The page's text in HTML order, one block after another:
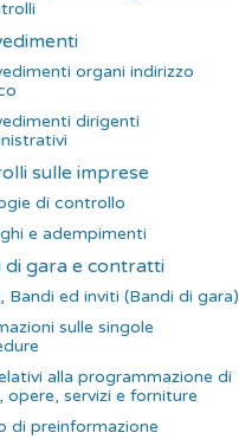
organi indirizzo
dirigenti
sulle imprese
di controllo
e adempimenti
di gara e contratti
Bandi ed inviti (Bandi di gara)
sulle singole
alla programmazione di
opere, servizi e forniture
di preinformazione